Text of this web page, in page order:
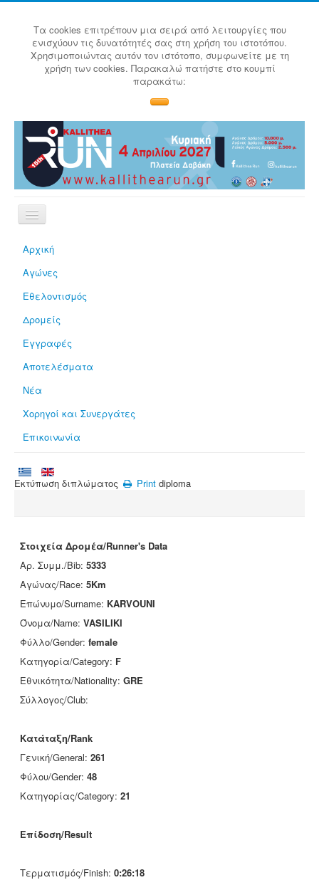
Τα cookies επιτρέπουν μια σειρά από λειτουργίες που
ενισχύουν τις δυνατότητές σας στη χρήση του ιστοτόπου.
Χρησιμοποιώντας αυτόν τον ιστότοπο, συμφωνείτε με τη
χρήση των cookies. Παρακαλώ πατήστε στο κουμπί
παρακάτω:
Αρχική
Αγώνες
Εθελοντισμός
Δρομείς
Εγγραφές
Αποτελέσματα
Νέα
Χορηγοί και Συνεργάτες
Επικοινωνία
Εκτύπωση διπλώματος Print diploma
Στοιχεία Δρομέα/Runner's Data
Αρ. Συμμ./Bib: 5333
Αγώνας/Race: 5Km
Επώνυμο/Surname: KARVOUNI
Όνομα/Name: VASILIKI
Φύλλο/Gender: female
Κατηγορία/Category: F
Εθνικότητα/Nationality: GRE
Σύλλογος/Club:
Κατάταξη/Rank
Γενική/General: 261
Φύλου/Gender: 48
Κατηγορίας/Category: 21
Επίδοση/Result
Τερματισμός/Finish: 0:26:18